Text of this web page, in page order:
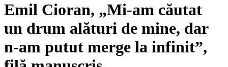
Emil Cioran, „Mi-am căutat
un drum alături de mine, dar
n-am putut merge la infinit”,